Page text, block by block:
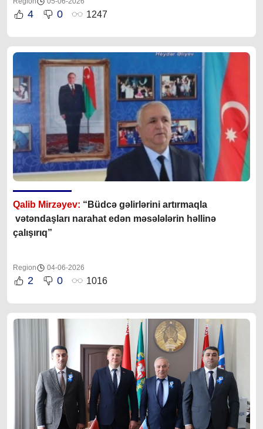
4 0 1247
Qalib Mirzəyev: “Büdcə gəlirlərini artırmaqla
vətəndaşları narahat edən məsələlərin həllinə
çalışırıq”
Region 04-06-2026
2 0 1016